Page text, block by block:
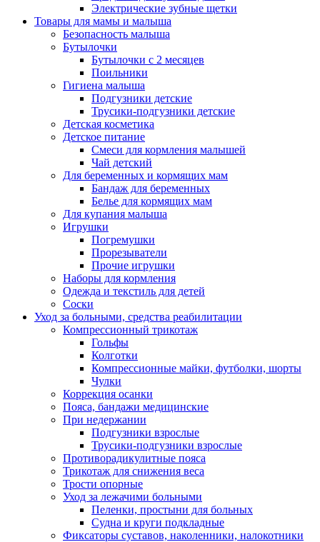
Электрические зубные щетки
Товары для мамы и малыша
Безопасность малыша
Бутылочки
Бутылочки с 2 месяцев
Поильники
Гигиена малыша
Подгузники детские
Трусики-подгузники детские
Детская косметика
Детское питание
Смеси для кормления малышей
Чай детский
Для беременных и кормящих мам
Бандаж для беременных
Белье для кормящих мам
Для купания малыша
Игрушки
Погремушки
Прорезыватели
Прочие игрушки
Наборы для кормления
Одежда и текстиль для детей
Соски
Уход за больными, средства реабилитации
Компрессионный трикотаж
Гольфы
Колготки
Компрессионные майки, футболки, шорты
Чулки
Коррекция осанки
Пояса, бандажи медицинские
При недержании
Подгузники взрослые
Трусики-подгузники взрослые
Противорадикулитные пояса
Трикотаж для снижения веса
Трости опорные
Уход за лежачими больными
Пеленки, простыни для больных
Судна и круги подкладные
Фиксаторы суставов, наколенники, налокотники